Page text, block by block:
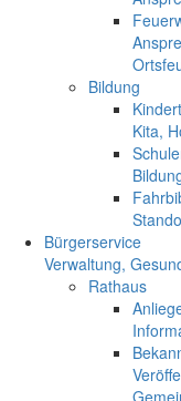
Bildung
Kita,
Bürgerservice
Verwaltung,
Rathaus